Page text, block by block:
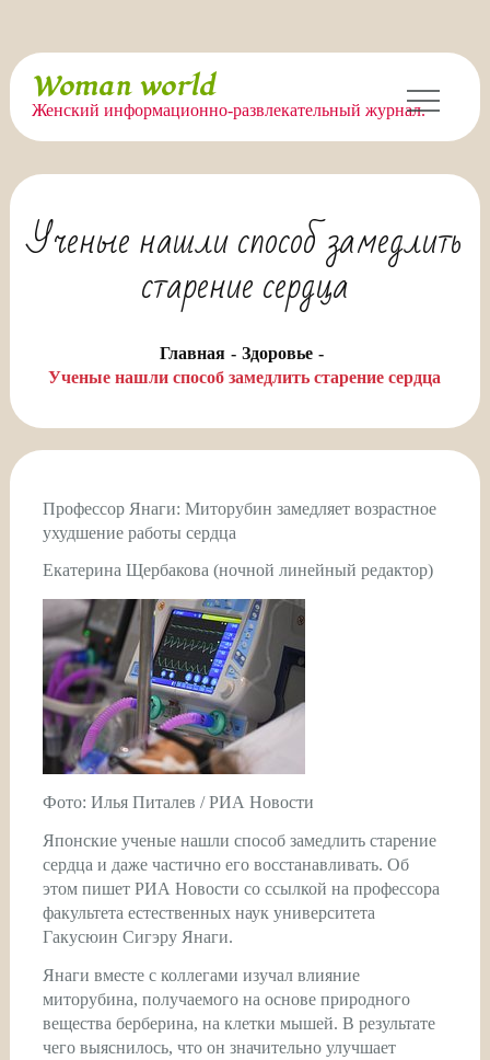
Перейти
содержимому
Woman world
Женский информационно-развлекательный журнал.
Ученые нашли способ замедлить
старение сердца
Главная
Здоровье
Ученые нашли способ замедлить старение сердца
Профессор Янаги: Миторубин замедляет возрастное
ухудшение работы сердца
Екатерина Щербакова (ночной линейный редактор)
Фото: Илья Питалев / РИА Новости
Японские ученые нашли способ замедлить старение
сердца и даже частично его восстанавливать. Об
этом пишет РИА Новости со ссылкой на профессора
факультета естественных наук университета
Гакусюин Сигэру Янаги.
Янаги вместе с коллегами изучал влияние
миторубина, получаемого на основе природного
вещества берберина, на клетки мышей. В результате
чего выяснилось, что он значительно улучшает